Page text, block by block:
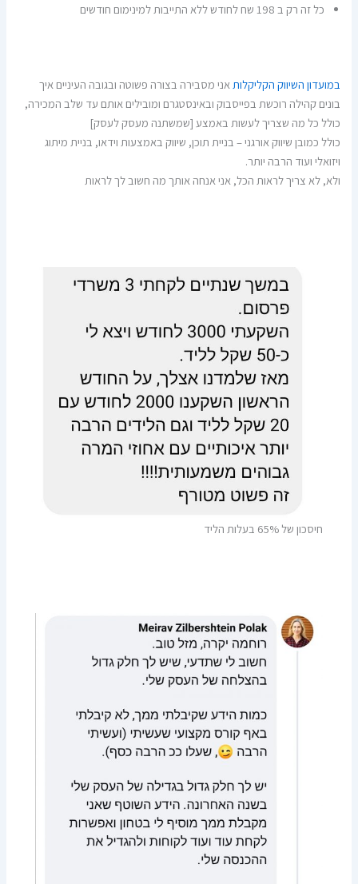
כל זה רק ב 198 שח לחודש ללא התייבות למינימום חודשים
במועדון השיווק הקליקלות אני מסבירה בצורה פשוטה ובגובה העיניים איך
בונים קהילה רוכשת בפייסבוק ובאינסטגרם ומובילים אותם עד שלב המכירה,
כולל כל מה שצריך לעשות באמצע [שמשתנה מעסק לעסק]
כולל כמובן שיווק אורגני – בניית תוכן, שיווק באמצעות וידאו, בניית מיתוג
ויזואלי ועוד הרבה יותר.
ולא, לא צריך לראות הכל, אני אנחה אותך מה חשוב לך לראות
חיסכון של 65% בעלות הליד